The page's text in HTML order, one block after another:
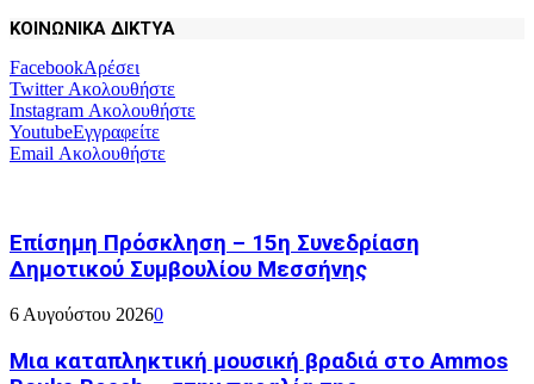
ΚΟΙΝΩΝΙΚΑ ΔΙΚΤΥΑ
FacebookΑρέσει
TwitterΑκολουθήστε
Instagram Ακολουθήστε
YoutubeΕγγραφείτε
Email Ακολουθήστε
Επίσημη Πρόσκληση – 15η Συνεδρίαση
Δημοτικού Συμβουλίου Μεσσήνης
6 Αυγούστου 20260
Μια καταπληκτική μουσική βραδιά στο Ammos